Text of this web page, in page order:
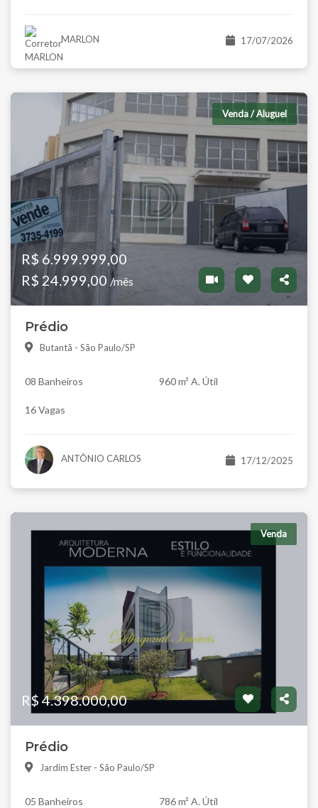
MARLON 17/07/2026
Venda / Aluguel
R$ 6.999.999,00
R$ 24.999,00/mês
Prédio
Butantã - São Paulo/SP
08 Banheiros 960 m² A. Útil
16 Vagas
ANTÔNIO CARLOS 17/12/2025
Venda
R$ 4.398.000,00
Prédio
Jardim Ester - São Paulo/SP
05 Banheiros 786 m² A. Útil